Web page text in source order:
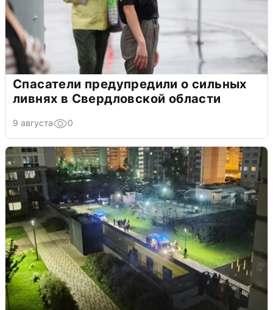
Спасатели предупредили о сильных
ливнях в Свердловской области
9 августа 0